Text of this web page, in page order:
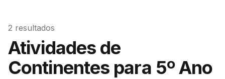
2 resultados
Atividades de
Continentes para 5º Ano